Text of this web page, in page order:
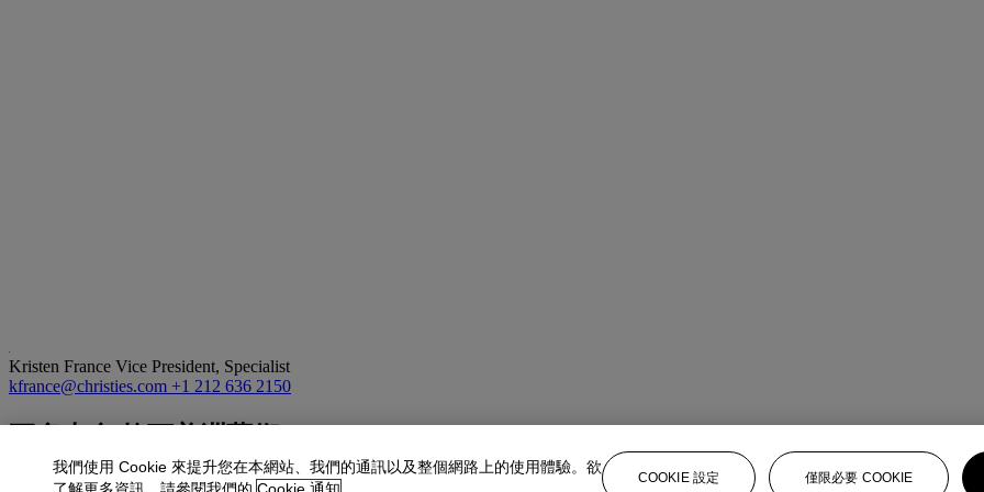
Kristen France Vice President, Specialist
kfrance@christies.com +1 212 636 2150
查看全部
我們使用 Cookie 來提升您在本網站、我們的通訊以及整個網路上的使用體驗。欲
COOKIE 設定 僅限必要 COOKIE